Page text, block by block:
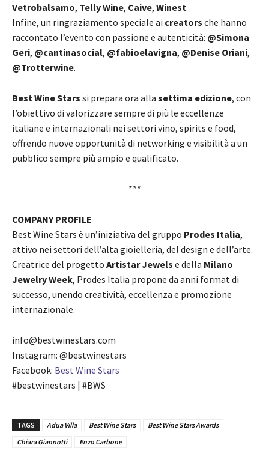
Vetrobalsamo, Telly Wine, Caive, Winest.
Infine, un ringraziamento speciale ai creators che hanno
raccontato l’evento con passione e autenticità: @Simona
Geri, @cantinasocial, @fabioelavigna, @Denise Oriani,
@Trotterwine.
Best Wine Stars si prepara ora alla settima edizione, con
l’obiettivo di valorizzare sempre di più le eccellenze
italiane e internazionali nei settori vino, spirits e food,
offrendo nuove opportunità di networking e visibilità a un
pubblico sempre più ampio e qualificato.
***
COMPANY PROFILE
Best Wine Stars è un’iniziativa del gruppo Prodes Italia,
attivo nei settori dell’alta gioielleria, del design e dell’arte.
Creatrice del progetto Artistar Jewels e della Milano
Jewelry Week, Prodes Italia propone da anni format di
successo, unendo creatività, eccellenza e promozione
internazionale.
info@bestwinestars.com
Instagram: @bestwinestars
Facebook: Best Wine Stars
#bestwinestars | #BWS
TAGS Adua Villa Best Wine Stars
Best Wine Stars Awards
Chiara Giannotti
Enzo Carbone